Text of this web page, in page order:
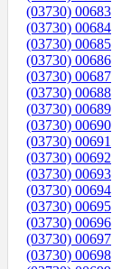
(03730) 00683
(03730) 00684
(03730) 00685
(03730) 00686
(03730) 00687
(03730) 00688
(03730) 00689
(03730) 00690
(03730) 00691
(03730) 00692
(03730) 00693
(03730) 00694
(03730) 00695
(03730) 00696
(03730) 00697
(03730) 00698